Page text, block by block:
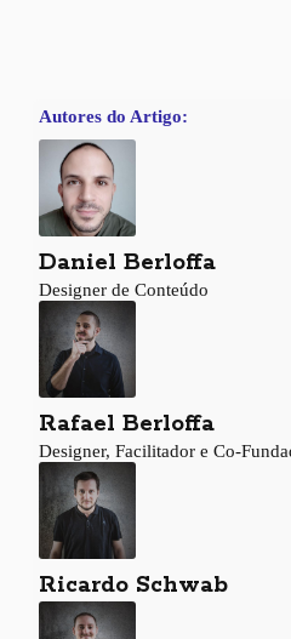
Autores do Artigo:
Daniel Berloffa
Designer de Conteúdo
Rafael Berloffa
Designer, Facilitador e Co-
Ricardo Schwab